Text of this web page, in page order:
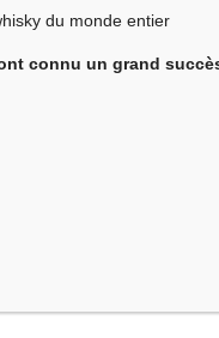
du monde entier
connu un grand